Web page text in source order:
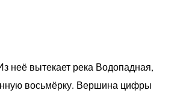
неё вытекает река Водопадная,
восьмёрку. Вершина цифры